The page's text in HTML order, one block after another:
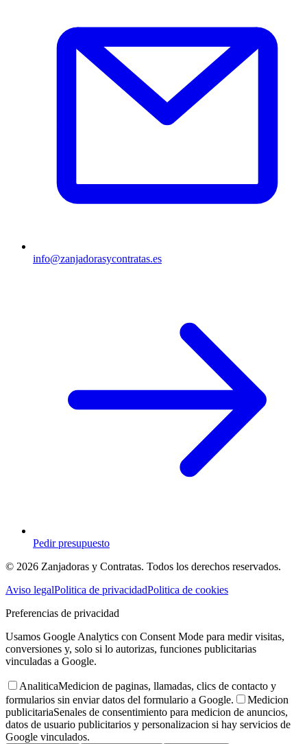
info@zanjadorasycontratas.es
Pedir presupuesto
© 2026 Zanjadoras y Contratas. Todos los derechos reservados.
Aviso legalPolitica de privacidadPolitica de cookies
Preferencias de privacidad
Usamos Google Analytics con Consent Mode para medir visitas,
conversiones y, solo si lo autorizas, funciones publicitarias
vinculadas a Google.
AnaliticaMedicion de paginas, llamadas, clics de contacto y
formularios sin enviar datos del formulario a Google.
Medicion
publicitariaSenales de consentimiento para medicion de anuncios,
datos de usuario publicitarios y personalizacion si hay servicios de
Google vinculados.